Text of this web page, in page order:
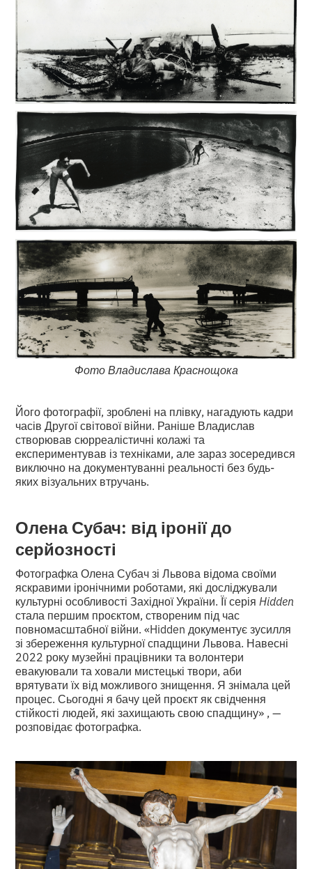
Фото Владислава Краснощока
Його фотографії, зроблені на плівку, нагадують кадри
часів Другої світової війни. Раніше Владислав
створював сюрреалістичні колажі та
експериментував із техніками, але зараз зосередився
виключно на документуванні реальності без будь-
яких візуальних втручань.
Олена Субач: від іронії до
серйозності
Фотографка Олена Субач зі Львова відома своїми
яскравими іронічними роботами, які досліджували
культурні особливості Західної України. Її серія Hidden
стала першим проєктом, створеним під час
повномасштабної війни. «Hidden документує зусилля
зі збереження культурної спадщини Львова. Навесні
2022 року музейні працівники та волонтери
евакуювали та ховали мистецькі твори, аби
врятувати їх від можливого знищення. Я знімала цей
процес. Сьогодні я бачу цей проєкт як свідчення
стійкості людей, які захищають свою спадщину» , —
розповідає фотографка.